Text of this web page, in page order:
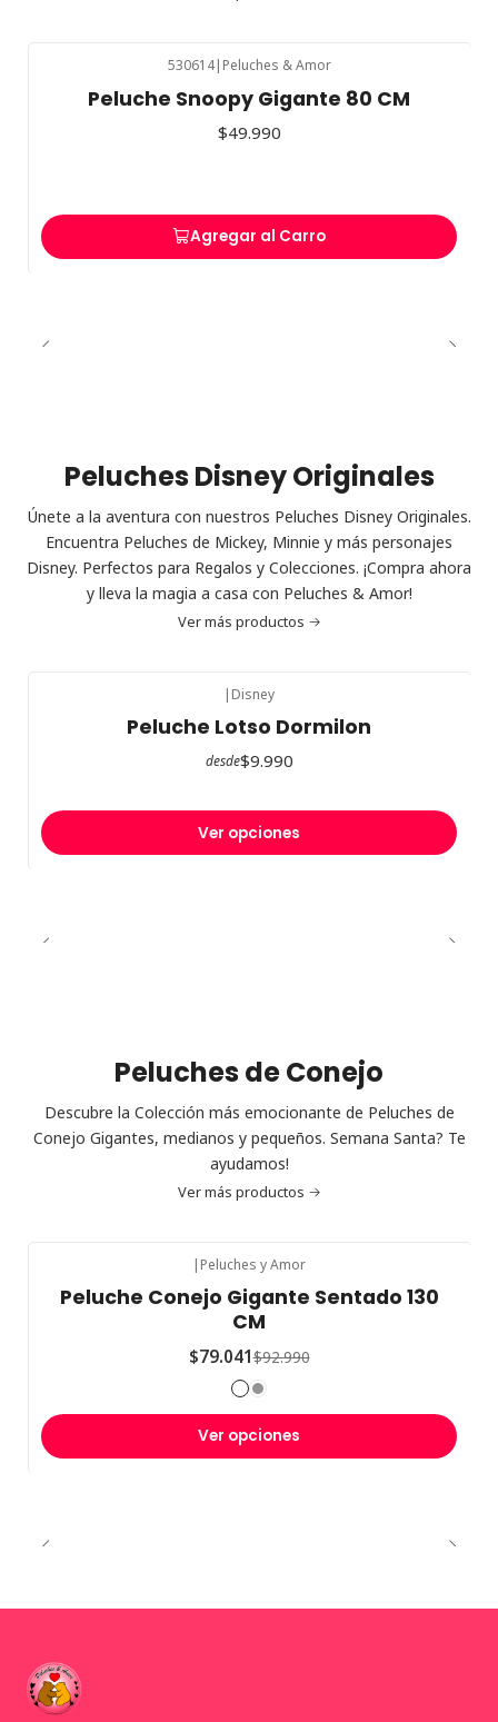
530614| Peluches & Amor
Peluche Snoopy Gigante 80 CM
$49.990
Agregar al Carro
Peluches Disney Originales
Únete a la aventura con nuestros Peluches Disney Originales.
Encuentra Peluches de Mickey, Minnie y más personajes
Disney. Perfectos para Regalos y Colecciones. ¡Compra ahora
y lleva la magia a casa con Peluches & Amor!
Ver más productos
| Disney
Peluche Lotso Dormilon
desde$9.990
Ver opciones
Peluches de Conejo
Descubre la Colección más emocionante de Peluches de
Conejo Gigantes, medianos y pequeños. Semana Santa? Te
ayudamos!
Ver más productos
| Peluches y Amor
Peluche Conejo Gigante Sentado 130
CM
$79.041$92.990
Ver opciones